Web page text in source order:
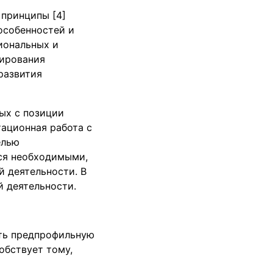
[4]
и
и
с позиции
работа с
необходимыми,
деятельности. В
предпрофильную
тому,